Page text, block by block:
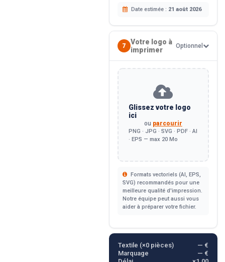
Date estimée : 21 août 2026
7
Votre logo à
imprimer
Optionnel
Glissez votre logo
ici
ou parcourir
PNG · JPG · SVG · PDF · AI
· EPS — max 20 Mo
Formats vectoriels (AI, EPS,
SVG) recommandés pour une
meilleure qualité d'impression.
Notre équipe peut aussi vous
aider à préparer votre fichier.
Textile (×0pièces)
— €
Marquage
— €